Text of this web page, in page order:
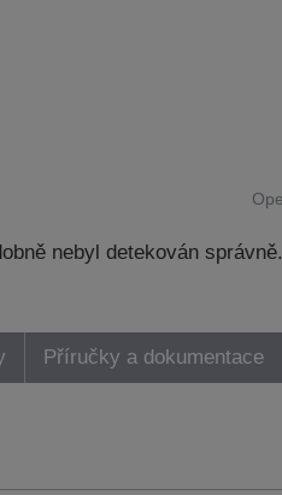
nebyl detekován
Příručky a dokumentace